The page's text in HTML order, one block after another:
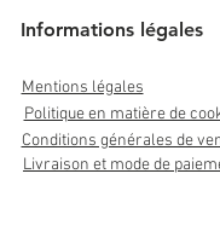
Informations légales
Mentions légales
Politique en matière de
Conditions générales de
Livraison et mode de